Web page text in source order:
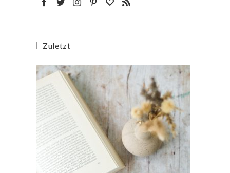
Zuletzt